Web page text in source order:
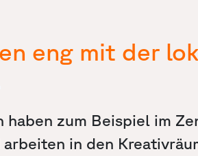
eng mit der
haben zum Beispiel im
in den